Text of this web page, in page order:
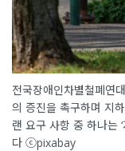
전국장애인차별철폐연
의 증진을 촉구하며 지
랜 요구 사항 중 하나는
다 ⓒpixabay